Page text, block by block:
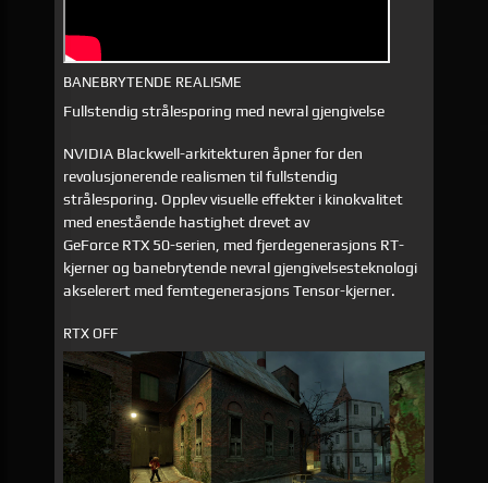
BANEBRYTENDE REALISME
Fullstendig strålesporing med nevral gjengivelse
NVIDIA Blackwell-arkitekturen åpner for den
revolusjonerende realismen til fullstendig
strålesporing. Opplev visuelle effekter i kinokvalitet
med enestående hastighet drevet av
GeForce RTX 50-serien, med fjerdegenerasjons RT-
kjerner og banebrytende nevral gjengivelsesteknologi
akselerert med femtegenerasjons Tensor-kjerner.
RTX OFF